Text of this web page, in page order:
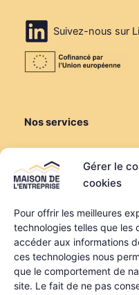
Gérer le
cookies
Pour offrir les meilleures
technologies telles que les
accéder aux informations
ces technologies nous
que le comportement de
site. Le fait de ne pas
Suivez-nous sur
Nos services
Louer une salle de
Louer un bureau
Domiciliation
Informations
Mentions légales
Politique de